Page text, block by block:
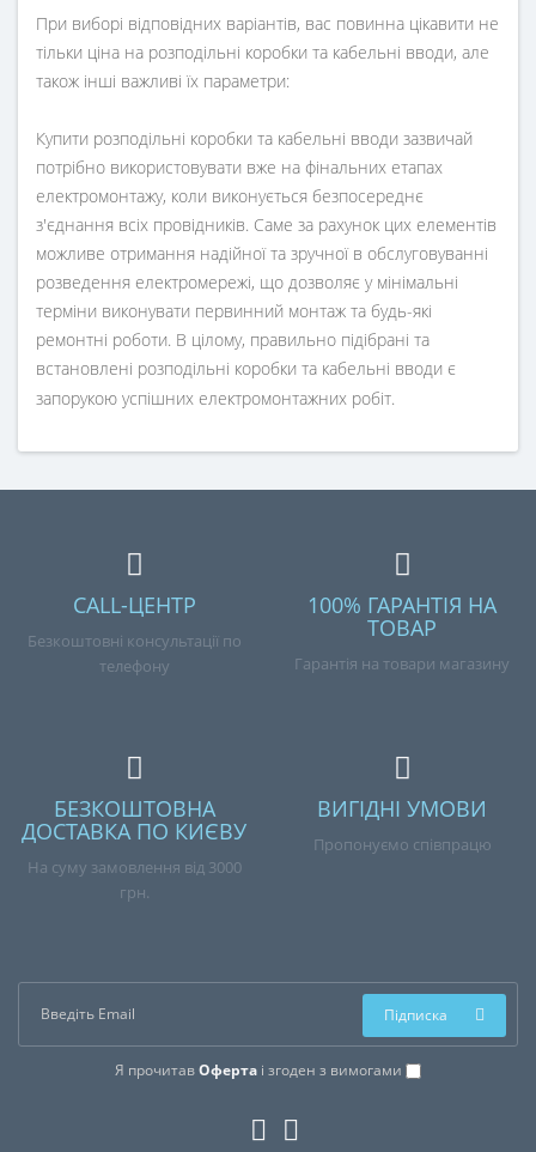
При виборі відповідних варіантів, вас повинна цікавити не
тільки ціна на розподільні коробки та кабельні вводи, але
також інші важливі їх параметри:
Купити розподільні коробки та кабельні вводи зазвичай
потрібно використовувати вже на фінальних етапах
електромонтажу, коли виконується безпосереднє
з'єднання всіх провідників. Саме за рахунок цих елементів
можливе отримання надійної та зручної в обслуговуванні
розведення електромережі, що дозволяє у мінімальні
терміни виконувати первинний монтаж та будь-які
ремонтні роботи. В цілому, правильно підібрані та
встановлені розподільні коробки та кабельні вводи є
запорукою успішних електромонтажних робіт.
CALL-ЦЕНТР
Безкоштовні консультації по
телефону
100% ГАРАНТІЯ НА
ТОВАР
Гарантія на товари магазину
БЕЗКОШТОВНА
ДОСТАВКА ПО КИЄВУ
На суму замовлення від 3000
грн.
ВИГІДНІ УМОВИ
Пропонуємо співпрацю
Я прочитавОферта і згоден з вимогами
Підписка